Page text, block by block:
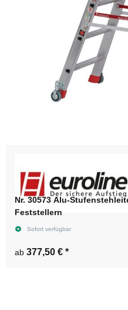
Nr. 30573 Alu-
Feststellern
Sofort verfügbar
ab 377,50 € *